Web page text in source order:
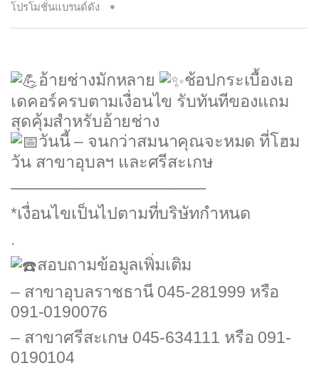
โปรโมชั่นแบรนด์ดัง
อ้ายช่างมักหลาย
ช้อปกระเบื้องเอ
เดคอร์ครบตามเงื่อนไข รับทันทีของแถม
สุดคุ้มสำหรับอ้ายช่าง
วันนี้ – จนกว่าสมนาคุณจะหมด ที่โฮม
วัน สาขาอุบลฯ และศรีสะเกษ
————————————
*เงื่อนไขเป็นไปตามที่บริษัทกำหนด
.
สอบถามข้อมูลเพิ่มเติม
– สาขาอุบลราชธานี 045-281999 หรือ
091-0190076
– สาขาศรีสะเกษ 045-634111 หรือ 091-
0190104